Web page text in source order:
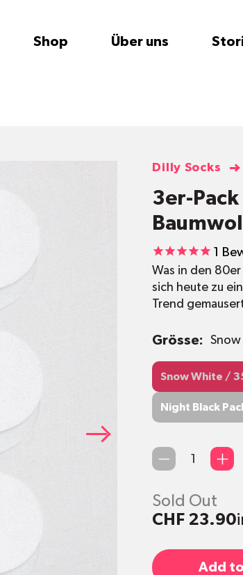
Shop Über uns
Dilly Socks
3er-Pack
1
Was in den
sich heute zu
Trend
Grösse:
Snow White /
Snow White /
Night Black
Night Black
Qty
Sold Out
CHF 23.90
Add